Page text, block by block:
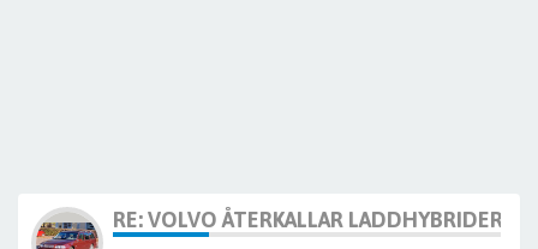
RE: VOLVO ÅTERKALLAR